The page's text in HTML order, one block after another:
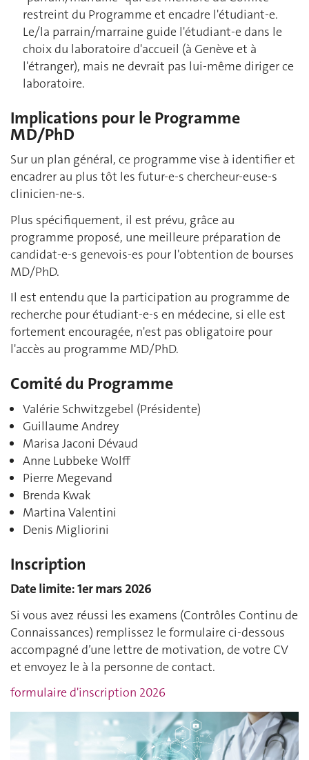
restreint du Programme et encadre l'étudiant-e.
Le/la parrain/marraine guide l'étudiant-e dans le
choix du laboratoire d'accueil (à Genève et à
l'étranger), mais ne devrait pas lui-même diriger ce
laboratoire.
Implications pour le Programme
MD/PhD
Sur un plan général, ce programme vise à identifier et
encadrer au plus tôt les futur-e-s chercheur-euse-s
clinicien-ne-s.
Plus spécifiquement, il est prévu, grâce au
programme proposé, une meilleure préparation de
candidat-e-s genevois-es pour l'obtention de bourses
MD/PhD.
Il est entendu que la participation au programme de
recherche pour étudiant-e-s en médecine, si elle est
fortement encouragée, n'est pas obligatoire pour
l'accès au programme MD/PhD.
Comité du Programme
Valérie Schwitzgebel (Présidente)
Guillaume Andrey
Marisa Jaconi Dévaud
Anne Lubbeke Wolff
Pierre Megevand
Brenda Kwak
Martina Valentini
Denis Migliorini
Inscription
Date limite:1er mars 2026
Si vous avez réussi les examens (Contrôles Continu de
Connaissances) remplissez le formulaire ci-dessous
accompagné d’une lettre de motivation, de votre CV
et envoyez le à la personne de contact.
formulaire d'inscription 2026